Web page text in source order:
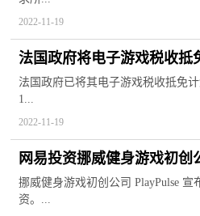
2022-11-19
法国政府将电子游戏税收抵
使其更加精简
法国政府已将其电子游戏税收抵免
1...
2022-11-19
网易投资挪威健身游戏初创
推出首款产品
挪威健身游戏初创公司 PlayPulse
资。...